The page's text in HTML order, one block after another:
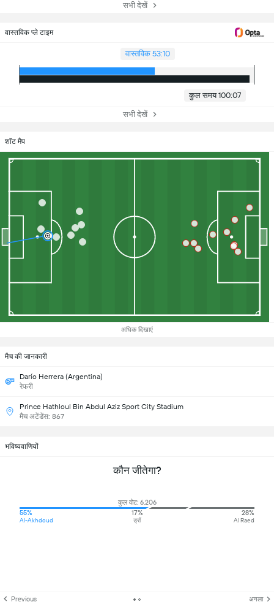
सभी देखें
वास्तविक प्ले टाइम
वास्तविक 53:10
कुल समय 100:07
सभी देखें
शॉट मैप
अधिक दिखाएं
मैच की जानकारी
Darío Herrera (Argentina)
रेफरी
Prince Hathloul Bin Abdul Aziz Sport City Stadium
मैच अटेंडेंस: 867
भविष्यवाणियों
कौन जीतेगा?
कुल वोट: 6,206
55%
Al-Akhdoud
17%
ड्रॉ
28%
Al Raed
Previous अगला